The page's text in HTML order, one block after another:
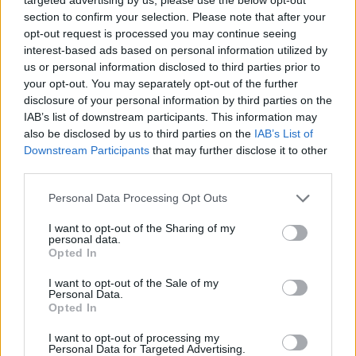
section to confirm your selection. Please note that after your
opt-out request is processed you may continue seeing
interest-based ads based on personal information utilized by
us or personal information disclosed to third parties prior to
your opt-out. You may separately opt-out of the further
disclosure of your personal information by third parties on the
IAB’s list of downstream participants. This information may
also be disclosed by us to third parties on the IAB’s List of
Downstream Participants that may further disclose it to other
Personal Data Processing Opt Outs
I want to opt-out of the Sharing of my
personal data.
Opted In
I want to opt-out of the Sale of my
Personal Data.
Opted In
I want to opt-out of processing my
Personal Data for Targeted Advertising.
institucijose, kuris neleidžia greičiau priimti
sprendimų ir žmonės mėnesių mėnesiais
negali išspręsti elementarių dalykų“, –
žurnalistams kalbėjo premjeras.
Komisiją sudarys 8 nevyriausybinių
organizacijų ir tiek pat valstybės institucijų
atstovų – pariteto principą jau anksčiau
pasiūlė verslo organizacijos.
Biurokratijos mažinimu užsiimančiai komisijai
vadovaus Vyriausybės kancleris, ją sudarys
pirmininko pavaduotojas, deleguotas